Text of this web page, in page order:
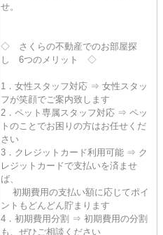
せ。
◇ さくらの不動産でのお部屋探
し 6つのメリット ◇
1．女性スタッフ対応 ⇒ 女性スタッ
フが笑顔でご案内致します
2．ペット専属スタッフ対応 ⇒ ペッ
トのことでお困りの方はお任せくだ
さい
3．クレジットカード利用可能 ⇒ ク
レジットカードで支払いを済ませ
ば、
初期費用の支払い額に応じてポイ
ントもどんどん貯まります
4．初期費用分割 ⇒ 初期費用の分割
も、ぜひご相談ください